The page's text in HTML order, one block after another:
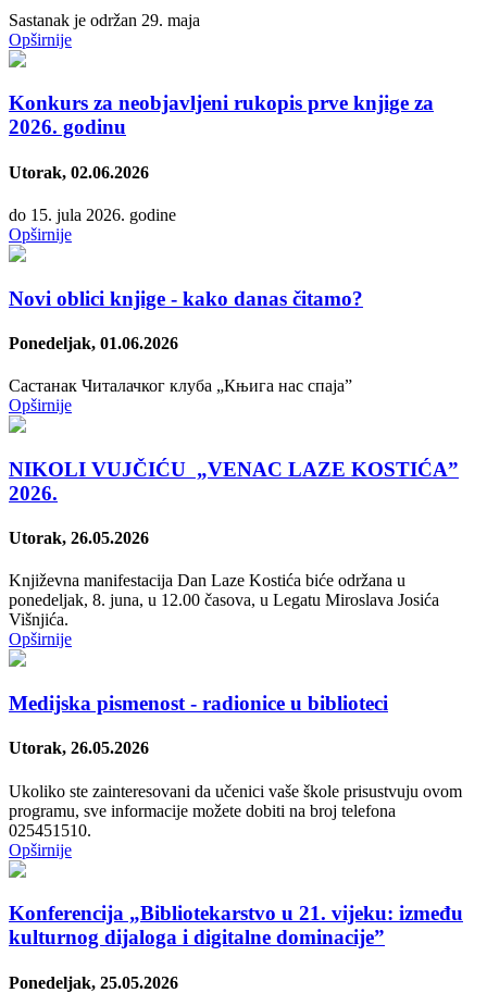
Sastanak je održan 29. maja
Opširnije
Konkurs za neobjavlјeni rukopis prve knjige za
2026. godinu
Utorak, 02.06.2026
do 15. jula 2026. godine
Opširnije
Novi oblici knjige - kako danas čitamo?
Ponedeljak, 01.06.2026
Састанак Читалачког клуба „Књига нас спаја”
Opširnije
NIKOLI VUJČIĆU „VENAC LAZE KOSTIĆA”
2026.
Utorak, 26.05.2026
Književna manifestacija Dan Laze Kostića biće održana u
ponedelјak, 8. juna, u 12.00 časova, u Legatu Miroslava Josića
Višnjića.
Opširnije
Medijska pismenost - radionice u biblioteci
Utorak, 26.05.2026
Ukoliko ste zainteresovani da učenici vaše škole prisustvuju ovom
programu, sve informacije možete dobiti na broj telefona
025451510.
Opširnije
Konferencija „Bibliotekarstvo u 21. vijeku: između
kulturnog dijaloga i digitalne dominacijeˮ
Ponedeljak, 25.05.2026